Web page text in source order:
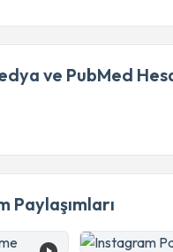
ve PubMed
Paylaşımları